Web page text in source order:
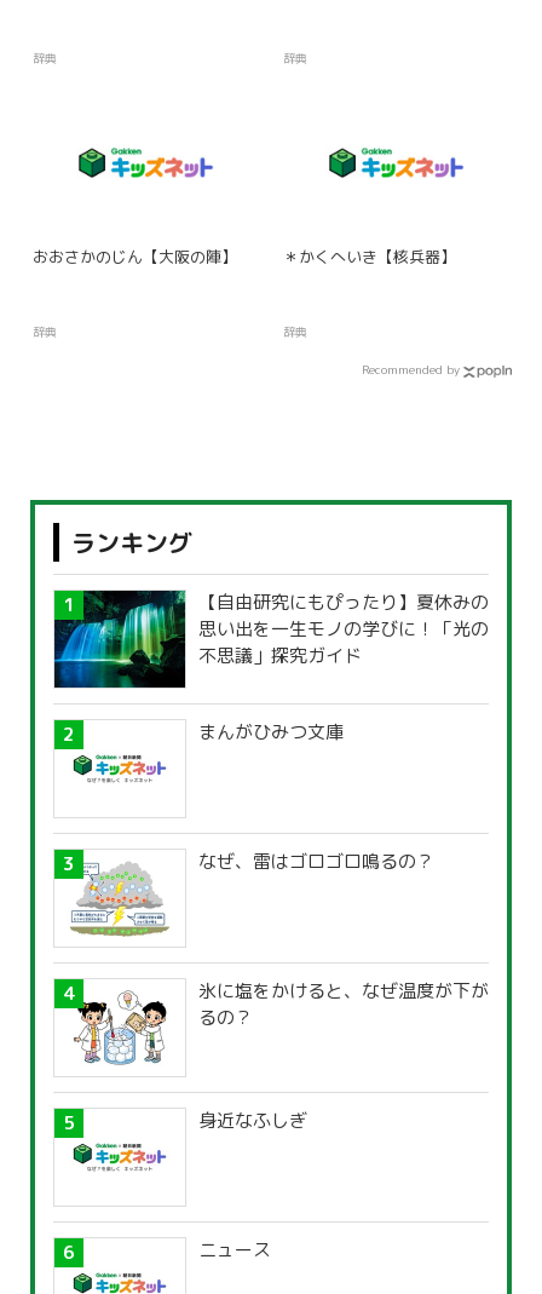
辞典 辞典
おおさかのじん【大阪の陣】
辞典
＊かくへいき【核兵器】
辞典
Recommended by
ランキング
【自由研究にもぴったり】夏休みの
思い出を一生モノの学びに！「光の
不思議」探究ガイド
まんがひみつ文庫
なぜ、雷はゴロゴロ鳴るの？
氷に塩をかけると、なぜ温度が下が
るの？
身近なふしぎ
ニュース